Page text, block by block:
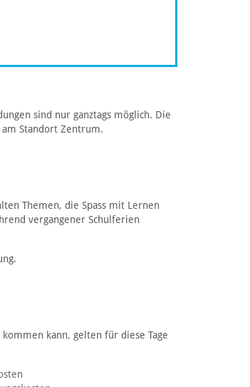
sind nur ganztags möglich. Die
Standort Zentrum.
Themen, die Spass mit Lernen
vergangener Schulferien
kann, gelten für diese Tage